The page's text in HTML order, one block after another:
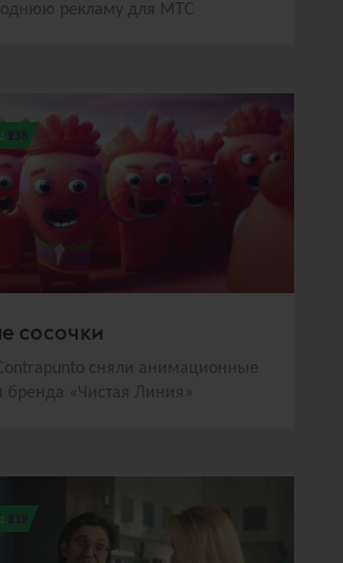
рекламу для МТС
238
сосочки
сняли анимационные
бренда «Чистая Линия»
232